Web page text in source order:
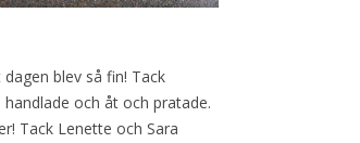
blev så fin! Tack
och åt och pratade.
Tack Lenette och Sara